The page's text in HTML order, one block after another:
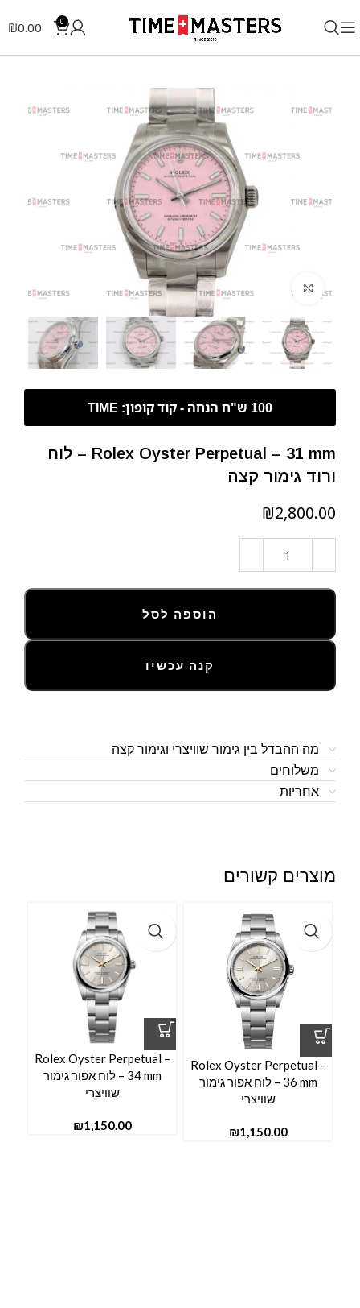
0
₪0.00
לחצו להגדלה
Rolex Oyster Perpetual – 31 mm – לוח
ורוד גימור קצה
₪
הוספה לסל
קנה עכשיו
מה ההבדל בין גימור שוויצרי וגימור קצה
משלוחים
אחריות
מוצרים קשורים
Rolex Oyster Perpetual –
36 mm – לוח אפור גימור
שוויצרי
₪
Rolex Oyster Perpetual –
34 mm – לוח אפור גימור
שוויצרי
₪